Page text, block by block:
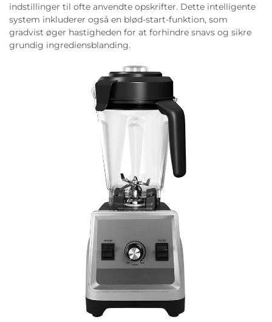
indstillinger til ofte anvendte opskrifter. Dette intelligente
system inkluderer også en blød-start-funktion, som
gradvist øger hastigheden for at forhindre snavs og sikre
grundig ingrediensblanding.